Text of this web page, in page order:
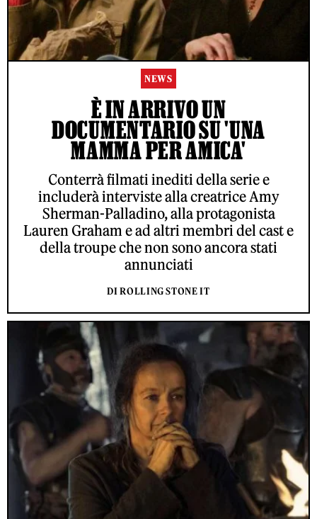
NEWS
È IN ARRIVO UN
DOCUMENTARIO SU 'UNA
MAMMA PER AMICA'
Conterrà filmati inediti della serie e
includerà interviste alla creatrice Amy
Sherman-Palladino, alla protagonista
Lauren Graham e ad altri membri del cast e
della troupe che non sono ancora stati
annunciati
DI ROLLING STONE IT